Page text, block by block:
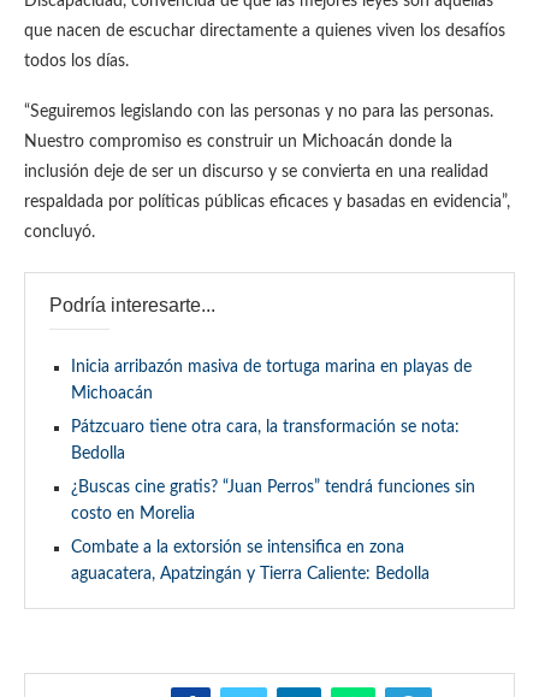
que nacen de escuchar directamente a quienes viven los desafíos
todos los días.
“Seguiremos legislando con las personas y no para las personas.
Nuestro compromiso es construir un Michoacán donde la
inclusión deje de ser un discurso y se convierta en una realidad
respaldada por políticas públicas eficaces y basadas en evidencia”,
concluyó.
Podría interesarte...
Inicia arribazón masiva de tortuga marina en playas de
Michoacán
Pátzcuaro tiene otra cara, la transformación se nota:
Bedolla
¿Buscas cine gratis? “Juan Perros” tendrá funciones sin
costo en Morelia
Combate a la extorsión se intensifica en zona
aguacatera, Apatzingán y Tierra Caliente: Bedolla